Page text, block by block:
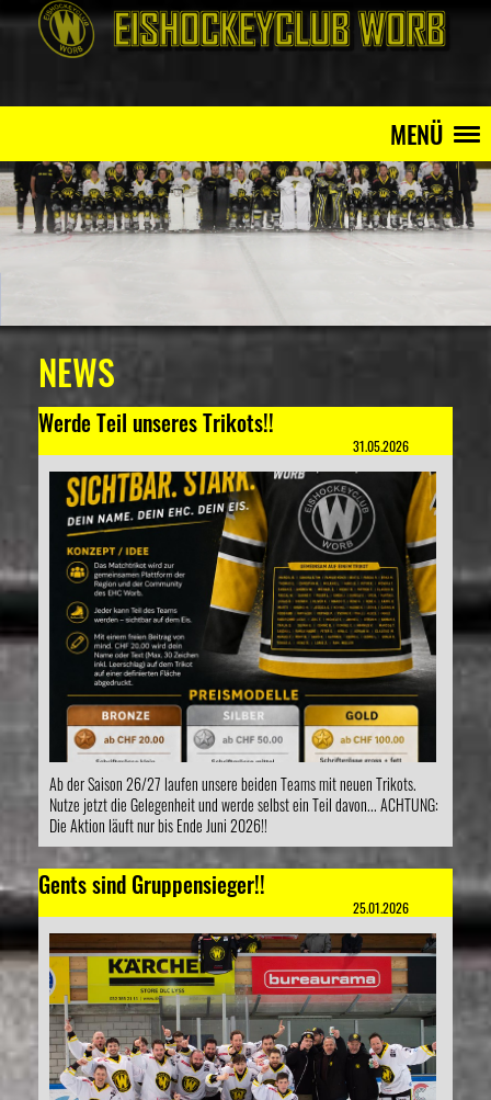
MENÜ
NEWS
Werde Teil unseres Trikots!!
31.05.2026
Ab der Saison 26/27 laufen unsere beiden Teams mit neuen Trikots.
Nutze jetzt die Gelegenheit und werde selbst ein Teil davon... ACHTUNG:
Die Aktion läuft nur bis Ende Juni 2026!!
Gents sind Gruppensieger!!
25.01.2026